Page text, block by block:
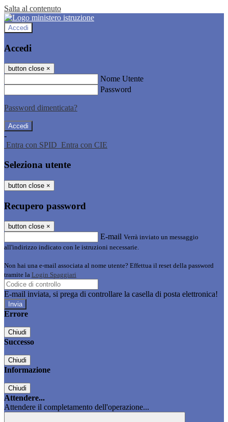
Salta al contenuto
Accedi
Accedi
button close ×
Nome Utente
Password
Password dimenticata?
-
Entra con SPID Entra con CIE
Seleziona utente
button close ×
Recupero password
button close ×
E-mail Verrà inviato un messaggio
all'indirizzo indicato con le istruzioni necessarie.
Non hai una e-mail associata al nome utente? Effettua il reset della password
tramite la Login Spaggiari
E-mail inviata, si prega di controllare la casella di posta elettronica!
Errore
Chiudi
Successo
Chiudi
Informazione
Chiudi
Attendere...
Attendere il completamento dell'operazione...